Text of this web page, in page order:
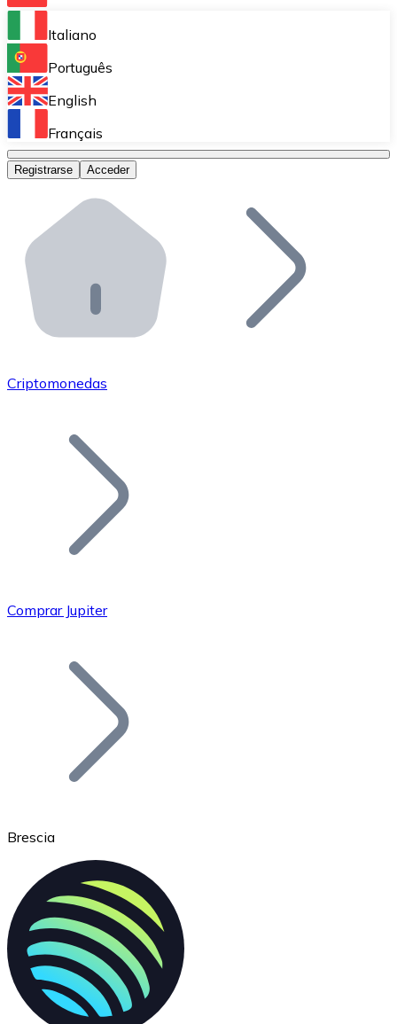
Bitnovo Ramp
Integra nuestra solución en tu plataforma.
Bitnovo Giftcards
Bitnovo OTC
Bitnovo ATM
Integra un ATM Bitnovo en tu negocio y permite que
Bitnovo API
Integra nuestra API en tu ecosistema.
Únete a nuestra red de distribuidores.
Añade tu proyecto a nuestro ecosistema.
Bitcoin
Ethereum
ETH
Italiano
Português
English
Français
Registrarse Acceder
Criptomonedas
Comprar Jupiter
Brescia